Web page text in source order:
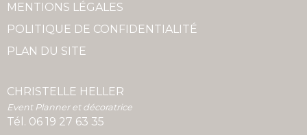
MENTIONS LÉGALES
POLITIQUE DE CONFIDENTIALITÉ
PLAN DU SITE
CHRISTELLE HELLER
Event Planner et décoratrice
Tél. 06 19 27 63 35